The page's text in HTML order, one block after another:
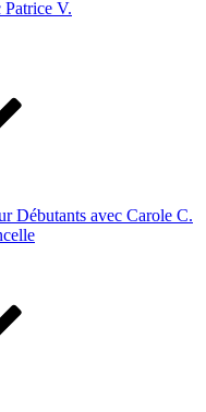
Patrice V.
Débutants avec Carole C.